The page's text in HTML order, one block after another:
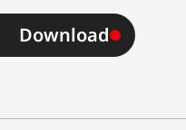
Download